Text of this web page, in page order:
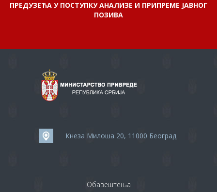
ПРЕДУЗЕЋА У ПОСТУПКУ АНАЛИЗЕ И ПРИПРЕМЕ ЈАВНОГ
ПОЗИВА
Кнеза Милоша 20, 11000 Београд
Обавештења